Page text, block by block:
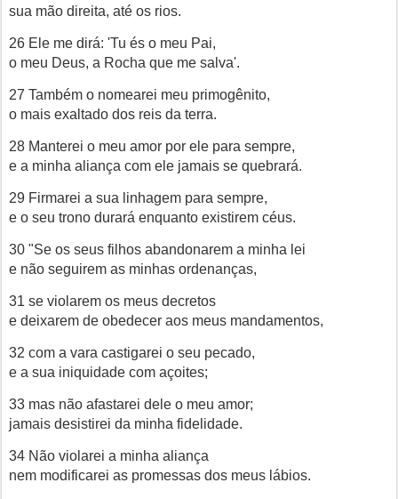
sua mão direita, até os rios.
26 Ele me dirá: 'Tu és o meu Pai,
o meu Deus, a Rocha que me salva'.
27 Também o nomearei meu primogênito,
o mais exaltado dos reis da terra.
28 Manterei o meu amor por ele para sempre,
e a minha aliança com ele jamais se quebrará.
29 Firmarei a sua linhagem para sempre,
e o seu trono durará enquanto existirem céus.
30 "Se os seus filhos abandonarem a minha lei
e não seguirem as minhas ordenanças,
31 se violarem os meus decretos
e deixarem de obedecer aos meus mandamentos,
32 com a vara castigarei o seu pecado,
e a sua iniquidade com açoites;
33 mas não afastarei dele o meu amor;
jamais desistirei da minha fidelidade.
34 Não violarei a minha aliança
nem modificarei as promessas dos meus lábios.